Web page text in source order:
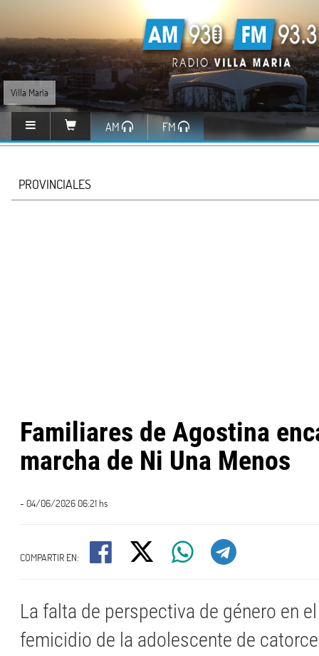
Villa María
AM FM
PROVINCIALES
Familiares de Agostina
marcha de Ni Una Menos
- 04/06/2026 06:21 hs
COMPARTIR EN:
La falta de perspectiva de género en
femicidio de la adolescente de